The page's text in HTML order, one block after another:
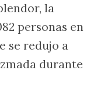
la
personas en
se redujo a
durante